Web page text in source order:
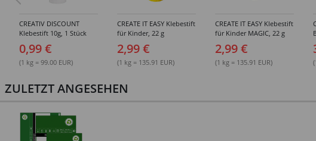
CREATIV DISCOUNT
Klebestift 10g, 1 Stück
0,99 €
(1 kg = 99.00 EUR)
CREATE IT EASY Klebestift
für Kinder, 22 g
2,99 €
(1 kg = 135.91 EUR)
CREATE IT EASY Klebestift
für Kinder MAGIC, 22 g
2,99 €
(1 kg = 135.91 EUR)
ZULETZT ANGESEHEN